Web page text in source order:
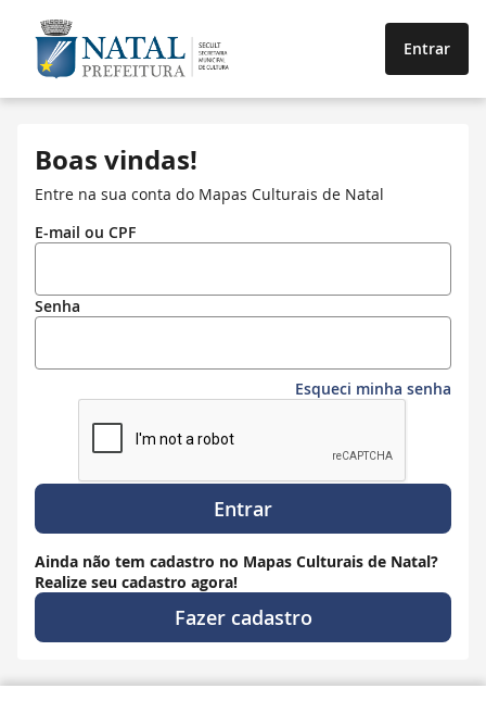
Entrar
Boas vindas!
Entre na sua conta do Mapas Culturais de Natal
E-mail ou CPF
Senha
Esqueci minha senha
Entrar
Ainda não tem cadastro no Mapas Culturais de Natal?
Realize seu cadastro agora!
Fazer cadastro